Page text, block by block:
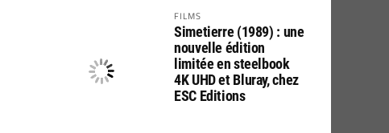
FILMS
Simetierre (1989) : une
nouvelle édition
limitée en steelbook
4K UHD et Bluray, chez
ESC Editions